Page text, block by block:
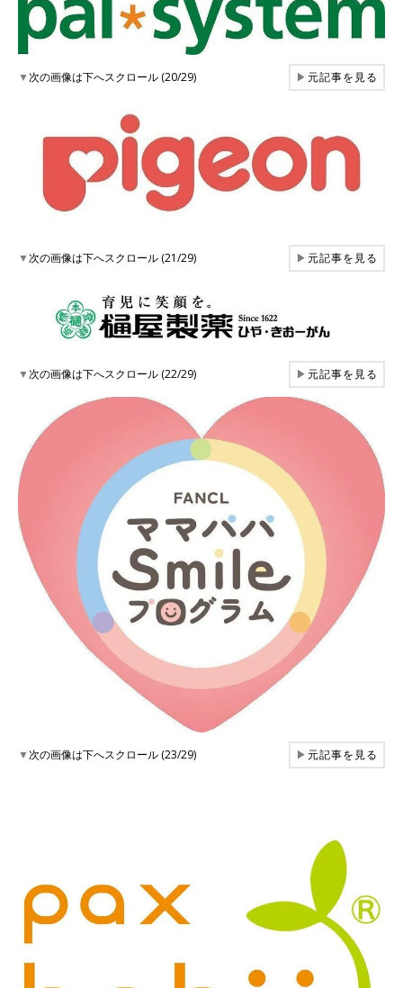
▼次の画像は下へスクロール (20/29) ▶元記事を見る
▼次の画像は下へスクロール (21/29) ▶元記事を見る
▼次の画像は下へスクロール (22/29) ▶元記事を見る
▼次の画像は下へスクロール (23/29) ▶元記事を見る